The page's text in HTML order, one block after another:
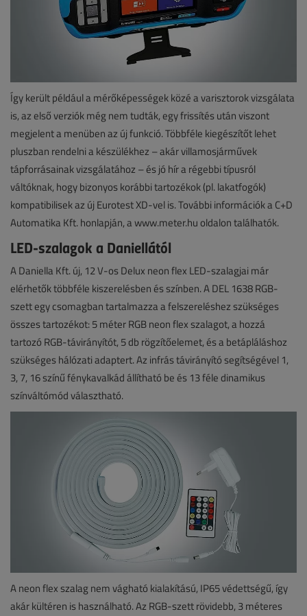
Így került például a mérőképességek közé a varisztorok vizsgálata
is, az első verziók még nem tudták, egy frissítés után viszont
megjelent a menüben az új funkció. Többféle kiegészítőt lehet
pluszban rendelni a készülékhez – akár villamosjárművek
tápforrásainak vizsgálatához – és jó hír a régebbi típusról
váltóknak, hogy bizonyos korábbi tartozékok (pl. lakatfogók)
kompatibilisek az új Eurotest XD-vel is. További információk a C+D
Automatika Kft. honlapján, a www.meter.hu oldalon találhatók.
LED-szalagok a Daniellától
A Daniella Kft. új, 12 V-os Delux neon flex LED-szalagjai már
elérhetők többféle kiszerelésben és színben. A DEL 1638 RGB-
szett egy csomagban tartalmazza a felszereléshez szükséges
összes tartozékot: 5 méter RGB neon flex szalagot, a hozzá
tartozó RGB-távirányítót, 5 db rögzítőelemet, és a betápláláshoz
szükséges hálózati adaptert. Az infrás távirányító segítségével 1,
3, 7, 16 színű fénykavalkád állítható be és 13 féle dinamikus
színváltómód választható.
A neon flex szalag nem vágható kialakítású, IP65 védettségű, így
akár kültéren is használható. Az RGB-szett rövidebb, 3 méteres